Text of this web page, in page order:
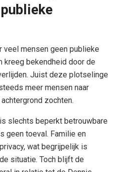
veel mensen geen publieke
kreeg bekendheid door de
Juist deze plotselinge
meer mensen naar
zochten.
slechts beperkt betrouwbare
geen toeval. Familie en
wat begrijpelijk is
situatie. Toch blijft de